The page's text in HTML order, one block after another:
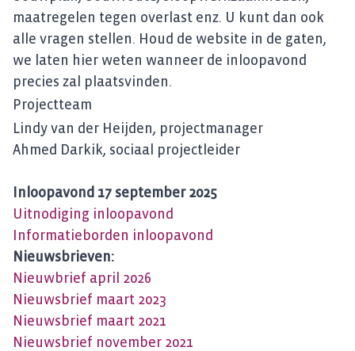
maatregelen tegen overlast enz. U kunt dan ook
alle vragen stellen. Houd de website in de gaten,
we laten hier weten wanneer de inloopavond
precies zal plaatsvinden.
Projectteam
Lindy van der Heijden, projectmanager
Ahmed Darkik, sociaal projectleider
Inloopavond 17 september 2025
Uitnodiging inloopavond
Informatieborden inloopavond
Nieuwsbrieven:
Nieuwbrief april 2026
Nieuwsbrief maart 2023
Nieuwsbrief maart 2021
Nieuwsbrief november 2021